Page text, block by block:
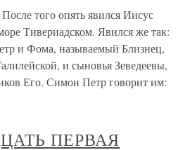
того опять явился Иисус
Тивериадском. Явился же так:
и Фома, называемый Близнец,
и сыновья Зеведеевы,
Его. Симон Петр говорит им:
ПЕРВАЯ